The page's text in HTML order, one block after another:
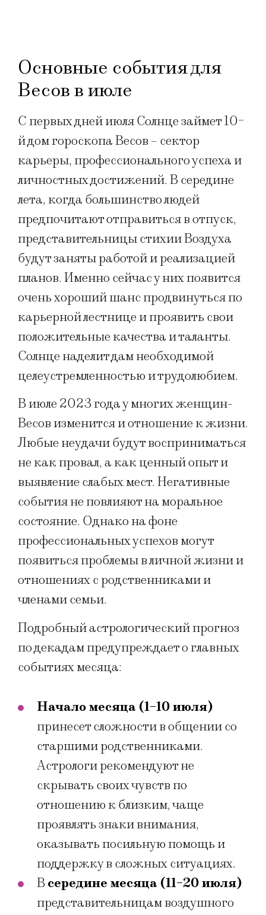
Основные события для
Весов в июле
С первых дней июля Солнце займет 10-
й дом гороскопа Весов – сектор
карьеры, профессионального успеха и
личностных достижений. В середине
лета, когда большинство людей
предпочитают отправиться в отпуск,
представительницы стихии Воздуха
будут заняты работой и реализацией
планов. Именно сейчас у них появится
очень хороший шанс продвинуться по
карьерной лестнице и проявить свои
положительные качества и таланты.
Солнце наделит дам необходимой
целеустремленностью и трудолюбием.
В июле 2023 года у многих женщин-
Весов изменится и отношение к жизни.
Любые неудачи будут восприниматься
не как провал, а как ценный опыт и
выявление слабых мест. Негативные
события не повлияют на моральное
состояние. Однако на фоне
профессиональных успехов могут
появиться проблемы в личной жизни и
отношениях с родственниками и
членами семьи.
Подробный астрологический прогноз
по декадам предупреждает о главных
событиях месяца:
Начало месяца (1-10 июля)
принесет сложности в общении со
старшими родственниками.
Астрологи рекомендуют не
скрывать своих чувств по
отношению к близким, чаще
проявлять знаки внимания,
оказывать посильную помощь и
поддержку в сложных ситуациях.
В середине месяца (11-20 июля)
представительницам воздушного